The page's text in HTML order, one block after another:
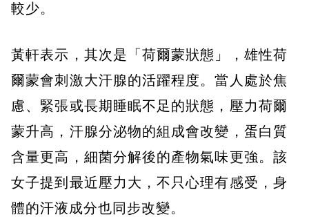
較少。
黃軒表示，其次是「荷爾蒙狀態」，雄性荷
爾蒙會刺激大汗腺的活躍程度。當人處於焦
慮、緊張或長期睡眠不足的狀態，壓力荷爾
蒙升高，汗腺分泌物的組成會改變，蛋白質
含量更高，細菌分解後的產物氣味更強。該
女子提到最近壓力大，不只心理有感受，身
體的汗液成分也同步改變。